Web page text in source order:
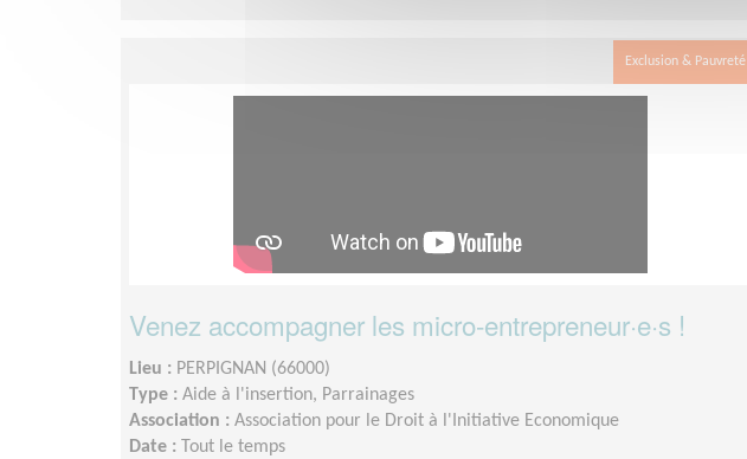
Exclusion & Pauvreté
Venez accompagner les micro-entrepreneur·e·s !
Lieu : PERPIGNAN (66000)
Type : Aide à l'insertion, Parrainages
Association : Association pour le Droit à l'Initiative Economique
Date :
Tout le temps